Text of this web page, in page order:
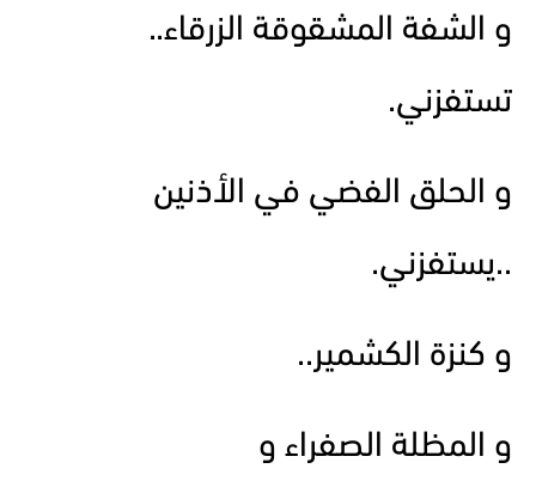
و الشفة المشقوقة الزرقاء..
تستفزني.
و الحلق الفضي في الأذنين
..يستفزني.
و كنزة الكشمير..
و المظلة الصفراء و